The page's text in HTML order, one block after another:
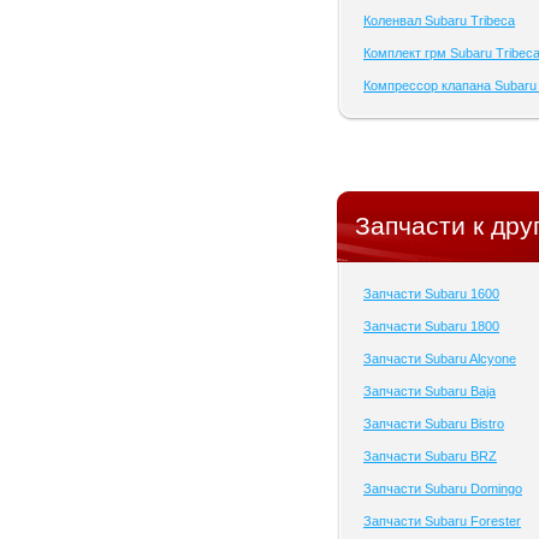
Коленвал Subaru Tribeca
Комплект грм Subaru Tribeca
Компрессор клапана
Запчасти к
Запчасти Subaru 1600
Запчасти Subaru 1800
Запчасти Subaru Alcyone
Запчасти Subaru Baja
Запчасти Subaru Bistro
Запчасти Subaru BRZ
Запчасти Subaru Domingo
Запчасти Subaru Forester